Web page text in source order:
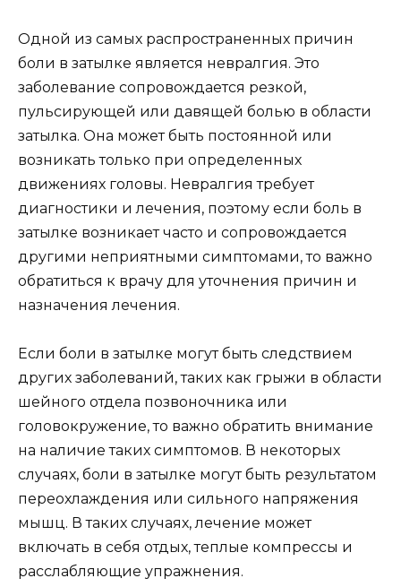
Одной из самых распространенных причин
боли в затылке является невралгия. Это
заболевание сопровождается резкой,
пульсирующей или давящей болью в области
затылка. Она может быть постоянной или
возникать только при определенных
движениях головы. Невралгия требует
диагностики и лечения, поэтому если боль в
затылке возникает часто и сопровождается
другими неприятными симптомами, то важно
обратиться к врачу для уточнения причин и
назначения лечения.
Если боли в затылке могут быть следствием
других заболеваний, таких как грыжи в области
шейного отдела позвоночника или
головокружение, то важно обратить внимание
на наличие таких симптомов. В некоторых
случаях, боли в затылке могут быть результатом
переохлаждения или сильного напряжения
мышц. В таких случаях, лечение может
включать в себя отдых, теплые компрессы и
расслабляющие упражнения.